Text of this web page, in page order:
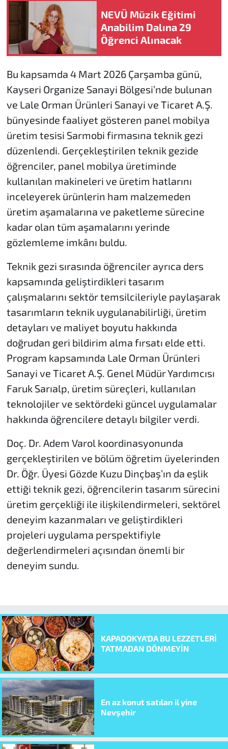
NEVÜ Müzik Eğitimi
Anabilim Dalına 29
Öğrenci Alınacak
Bu kapsamda 4 Mart 2026 Çarşamba günü,
Kayseri Organize Sanayi Bölgesi’nde bulunan
ve Lale Orman Ürünleri Sanayi ve Ticaret A.Ş.
bünyesinde faaliyet gösteren panel mobilya
üretim tesisi Sarmobi firmasına teknik gezi
düzenlendi. Gerçekleştirilen teknik gezide
öğrenciler, panel mobilya üretiminde
kullanılan makineleri ve üretim hatlarını
inceleyerek ürünlerin ham malzemeden
üretim aşamalarına ve paketleme sürecine
kadar olan tüm aşamalarını yerinde
gözlemleme imkânı buldu.
Teknik gezi sırasında öğrenciler ayrıca ders
kapsamında geliştirdikleri tasarım
çalışmalarını sektör temsilcileriyle paylaşarak
tasarımların teknik uygulanabilirliği, üretim
detayları ve maliyet boyutu hakkında
doğrudan geri bildirim alma fırsatı elde etti.
Program kapsamında Lale Orman Ürünleri
Sanayi ve Ticaret A.Ş. Genel Müdür Yardımcısı
Faruk Sarıalp, üretim süreçleri, kullanılan
teknolojiler ve sektördeki güncel uygulamalar
hakkında öğrencilere detaylı bilgiler verdi.
Doç. Dr. Adem Varol koordinasyonunda
gerçekleştirilen ve bölüm öğretim üyelerinden
Dr. Öğr. Üyesi Gözde Kuzu Dinçbaş’ın da eşlik
ettiği teknik gezi, öğrencilerin tasarım sürecini
üretim gerçekliği ile ilişkilendirmeleri, sektörel
deneyim kazanmaları ve geliştirdikleri
projeleri uygulama perspektifiyle
değerlendirmeleri açısından önemli bir
deneyim sundu.
KAPADOKYA’DA BU LEZZETLERİ
TATMADAN DÖNMEYİN
En az konut satılan il yine
Nevşehir